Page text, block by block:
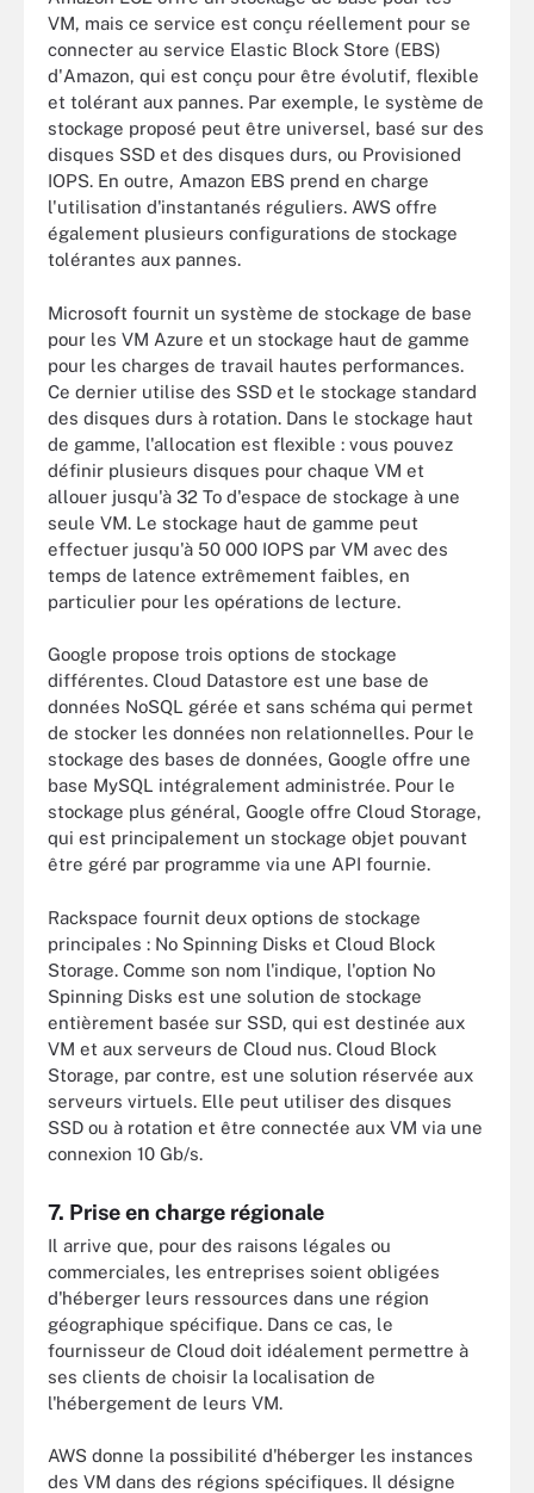
VM, mais ce service est conçu réellement pour se
connecter au service Elastic Block Store (EBS)
d'Amazon, qui est conçu pour être évolutif, flexible
et tolérant aux pannes. Par exemple, le système de
stockage proposé peut être universel, basé sur des
disques SSD et des disques durs, ou Provisioned
IOPS. En outre, Amazon EBS prend en charge
l'utilisation d'instantanés réguliers. AWS offre
également plusieurs configurations de stockage
tolérantes aux pannes.
Microsoft fournit un système de stockage de base
pour les VM Azure et un stockage haut de gamme
pour les charges de travail hautes performances.
Ce dernier utilise des SSD et le stockage standard
des disques durs à rotation. Dans le stockage haut
de gamme, l'allocation est flexible : vous pouvez
définir plusieurs disques pour chaque VM et
allouer jusqu'à 32 To d'espace de stockage à une
seule VM. Le stockage haut de gamme peut
effectuer jusqu'à 50 000 IOPS par VM avec des
temps de latence extrêmement faibles, en
particulier pour les opérations de lecture.
Google propose trois options de stockage
différentes. Cloud Datastore est une base de
données NoSQL gérée et sans schéma qui permet
de stocker les données non relationnelles. Pour le
stockage des bases de données, Google offre une
base MySQL intégralement administrée. Pour le
stockage plus général, Google offre Cloud Storage,
qui est principalement un stockage objet pouvant
être géré par programme via une API fournie.
Rackspace fournit deux options de stockage
principales : No Spinning Disks et Cloud Block
Storage. Comme son nom l'indique, l'option No
Spinning Disks est une solution de stockage
entièrement basée sur SSD, qui est destinée aux
VM et aux serveurs de Cloud nus. Cloud Block
Storage, par contre, est une solution réservée aux
serveurs virtuels. Elle peut utiliser des disques
SSD ou à rotation et être connectée aux VM via une
connexion 10 Gb/s.
7. Prise en charge régionale
Il arrive que, pour des raisons légales ou
commerciales, les entreprises soient obligées
d'héberger leurs ressources dans une région
géographique spécifique. Dans ce cas, le
fournisseur de Cloud doit idéalement permettre à
ses clients de choisir la localisation de
l'hébergement de leurs VM.
AWS donne la possibilité d'héberger les instances
des VM dans des régions spécifiques. Il désigne